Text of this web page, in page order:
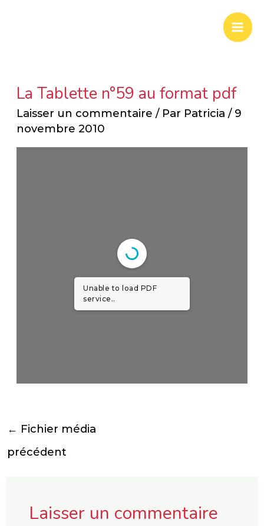
La Tablette n°59 au format pdf
Laisser un commentaire / Par Patricia/ 9
novembre 2010
Unable to load PDF
service..
← Fichier média
précédent
Laisser un commentaire